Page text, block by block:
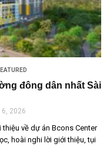
đông dân nhất Sài
6, 2026
về dự án Bcons Center
hoài nghi lời giới thiệu, tụi